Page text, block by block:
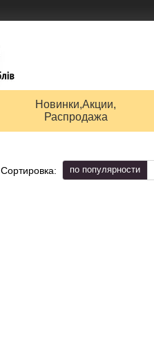
Новинки,Акции,
Распродажа
Сортировка: по популярности